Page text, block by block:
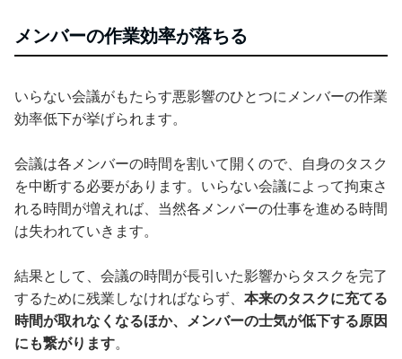
メンバーの作業効率が落ちる
いらない会議がもたらす悪影響のひとつにメンバーの作業
効率低下が挙げられます。
会議は各メンバーの時間を割いて開くので、自身のタスク
を中断する必要があります。いらない会議によって拘束さ
れる時間が増えれば、当然各メンバーの仕事を進める時間
は失われていきます。
結果として、会議の時間が長引いた影響からタスクを完了
するために残業しなければならず、 本来のタスクに充てる
時間が取れなくなるほか、メンバーの士気が低下する原因
にも繋がります。